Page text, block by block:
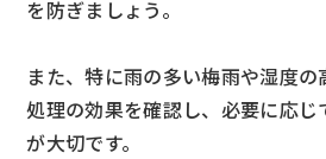
を防ぎましょう。
また、特に雨の多い梅雨や湿度
処理の効果を確認し、必要に応じ
が大切です。